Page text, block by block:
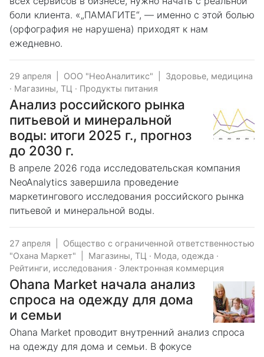
боли клиента. «„ПАМАГИТЕ“, — именно с этой болью
(орфография не нарушена) приходят к нам
ежедневно.
29 апреля ООО "НеоАналитикс"
Здоровье, медицина
· Магазины, ТЦ · Продукты питания
Анализ российского рынка
питьевой и минеральной
воды: итоги 2025 г., прогноз
до 2030 г.
В апреле 2026 года исследовательская компания
NeoAnalytics завершила проведение
маркетингового исследования российского рынка
питьевой и минеральной воды.
27 апреля
Общество с ограниченной ответственностью
"Охана Маркет"
Магазины, ТЦ · Мода, одежда ·
Рейтинги, исследования · Электронная коммерция
Ohana Market начала анализ
спроса на одежду для дома
и семьи
Ohana Market проводит внутренний анализ спроса
на одежду для дома и семьи. В фокусе